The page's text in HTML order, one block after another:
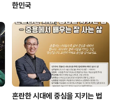
한민국
혼란한 시대에 중심을 지키는 법